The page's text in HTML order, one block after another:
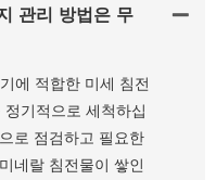
관리 방법은 무
에 적합한 미세 침전
기적으로 세척하십
로 점검하고 필요한
네랄 침전물이 쌓인